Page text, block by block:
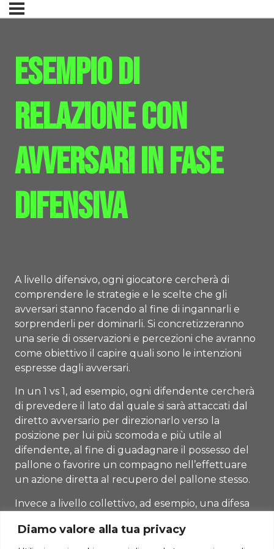
Diamo valore alla tua privacy
Esempio di
relazione con
avversari in fase
difensiva
A livello difensivo, ogni giocatore cercherà di
comprendere le strategie e le scelte che gli
avversari stanno facendo al fine di ingannarli e
sorprenderli per dominarli. Si concretizzeranno
una serie di osservazioni e percezioni che avranno
come obiettivo il capire quali sono le intenzioni
espresse dagli avversari.
In un 1 vs 1, ad esempio, ogni difendente cercherà
di prevedere il lato dal quale si sarà attaccati dal
diretto avversario per direzionarlo verso la
posizione per lui più scomoda e più utile al
difendente, al fine di guadagnare il possesso del
pallone o favorire un compagno nell’effettuare
un azione diretta al recupero del pallone stesso.
Invece a livello collettivo, ad esempio, una difesa
reparto offensivo avversario sta cercando di